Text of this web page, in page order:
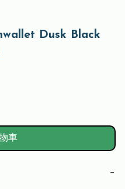
Dusk Black
車
−